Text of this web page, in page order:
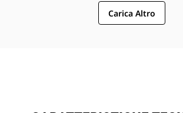
Carica Altro